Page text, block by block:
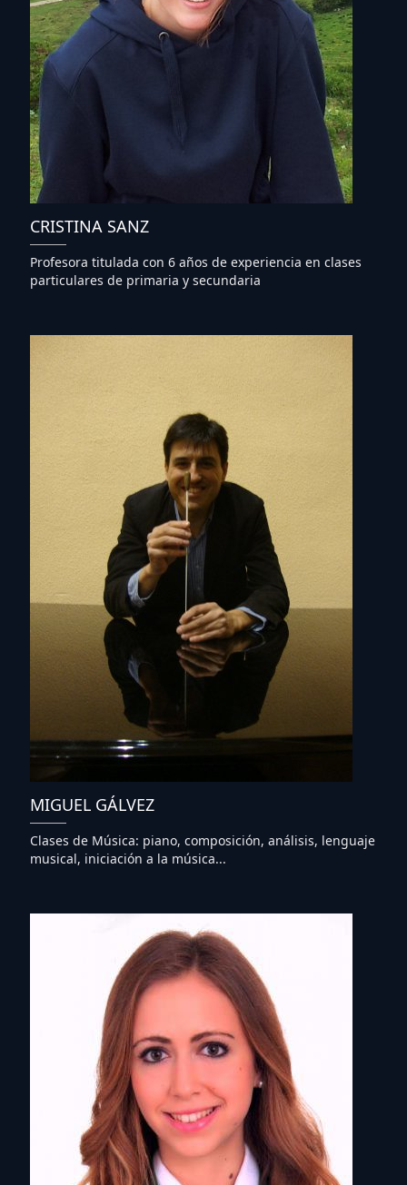
CRISTINA SANZ
Profesora titulada con 6 años de experiencia en clases
particulares de primaria y secundaria
MIGUEL GÁLVEZ
Clases de Música: piano, composición, análisis, lenguaje
musical, iniciación a la música...